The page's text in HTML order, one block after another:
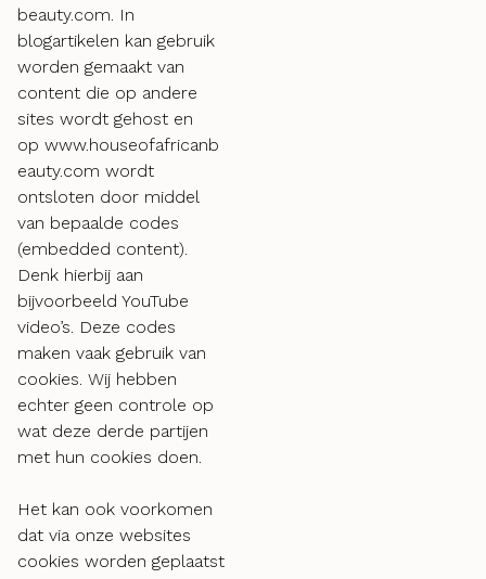
beauty.com. In
blogartikelen kan gebruik
worden gemaakt van
content die op andere
sites wordt gehost en
op www.houseofafricanb
eauty.com wordt
ontsloten door middel
van bepaalde codes
(embedded content).
Denk hierbij aan
bijvoorbeeld YouTube
video’s. Deze codes
maken vaak gebruik van
cookies. Wij hebben
echter geen controle op
wat deze derde partijen
met hun cookies doen.
Het kan ook voorkomen
dat via onze websites
cookies worden geplaatst